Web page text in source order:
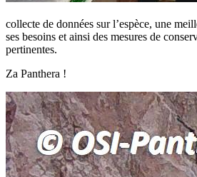
collecte de données sur l’espèce, une
ses besoins et ainsi des mesures de
pertinentes.
Za Panthera !